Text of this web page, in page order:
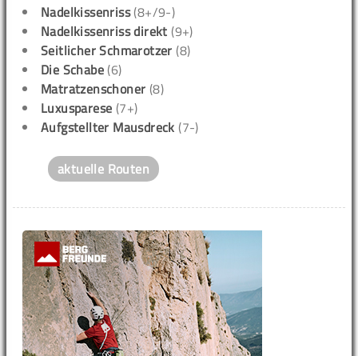
Nadelkissenriss(8+/9-)
Nadelkissenriss direkt (9+)
Seitlicher Schmarotzer (8)
Die Schabe (6)
Matratzenschoner (8)
Luxusparese (7+)
Aufgstellter Mausdreck (7-)
aktuelle Routen